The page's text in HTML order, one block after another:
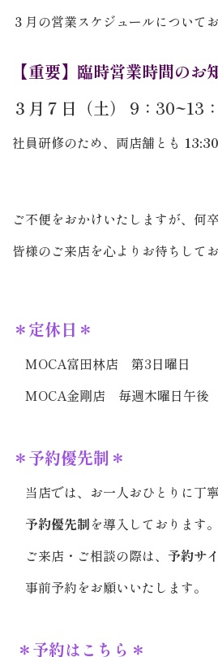
３月の営業スケジュールについて
【重要】臨時営業時間のお
３月７日（土） 9：30~13
社員研修のため、両店舗とも
ご不便をおかけいたしますが、何
皆様のご来店を心よりお待ちして
＊定休日＊
MOCA富田林店 第3日曜日
MOCA金剛店 毎週木曜日午後
＊予約優先制＊
当店では、お一人おひとりに丁
予約優先制を導入しております。
ご来店・ご相談の際は、 予約サ
事前予約をお願いいたします。
＊予約はこちら＊